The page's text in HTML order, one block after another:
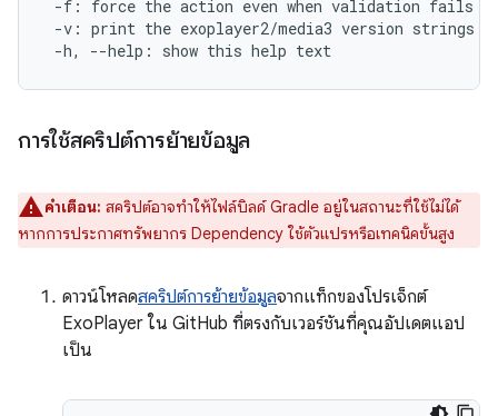
-f : force the action even when validation fails
-v : print the exoplayer2/media3 version strings
-h, --help : show this help text
การใช้สคริปต์การย้ายข้อมูล
คำเตือน: สคริปต์อาจทำให้ไฟล์บิลด์ Gradle อยู่ในสถานะที่ใช้ไม่ได้
หากการประกาศทรัพยากร Dependency ใช้ตัวแปรหรือเทคนิคขั้นสูง
ดาวน์โหลดสคริปต์การย้ายข้อมูลจากแท็กของโปรเจ็กต์
ExoPlayer ใน GitHub ที่ตรงกับเวอร์ชันที่คุณอัปเดตแอป
เป็น